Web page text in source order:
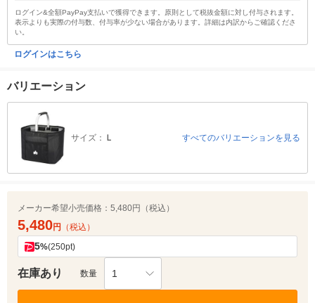
ログイン&全額PayPay支払いで獲得できます。原則として税抜金額に対し付与されます。
表示よりも実際の付与数、付与率が少ない場合があります。詳細は内訳からご確認くださ
い。
ログインはこちら
バリエーション
サイズ： Ｌ すべてのバリエーションを見る
メーカー希望小売価格： 5,480円（税込）
5,480円 （税込）
5%(250pt)
在庫あり 数量 1